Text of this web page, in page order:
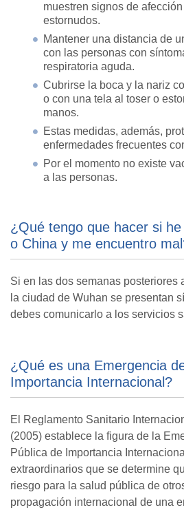
muestren signos de
estornudos.
Mantener una distancia de
con las personas con
respiratoria aguda.
Cubrirse la boca y la nariz
o con una tela al toser o
manos.
Estas medidas, además,
enfermedades frecuentes
Por el momento no existe
a las personas.
¿Qué tengo que hacer si
o China y me encuentro
Si en las dos semanas posteriores
la ciudad de Wuhan se presentan
debes comunicarlo a los servicios
¿Qué es una Emergencia
Importancia Internacional?
El Reglamento Sanitario
(2005) establece la figura de la
Pública de Importancia
extraordinarios que se determine
riesgo para la salud pública de
propagación internacional de una